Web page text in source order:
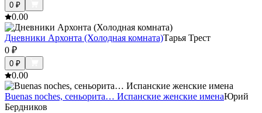
0 ₽
0.00
Дневники Архонта (Холодная комната)Тарья Трест
0 ₽
0 ₽
0.00
Buenas noches, сеньорита… Испанские женские именаЮрий
Бердников